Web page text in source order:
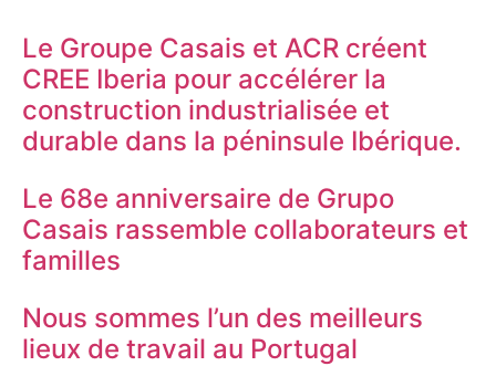
Le Groupe Casais et ACR créent
CREE Iberia pour accélérer la
construction industrialisée et
durable dans la péninsule Ibérique.
Le 68e anniversaire de Grupo
Casais rassemble collaborateurs et
familles
Nous sommes l’un des meilleurs
lieux de travail au Portugal